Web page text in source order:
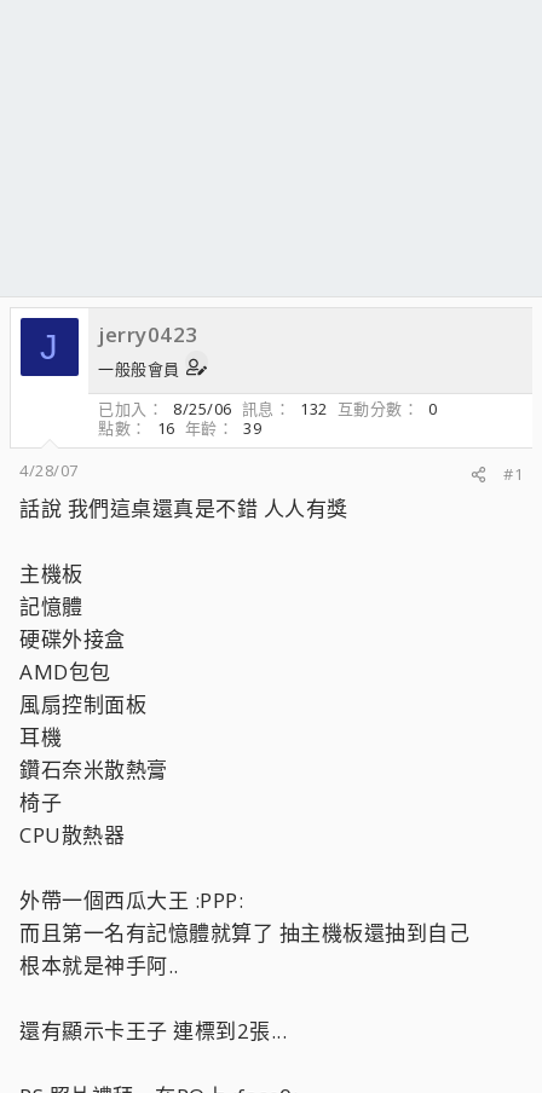
J jerry0423
一般般會員
已加入
8/25/06 訊息 132 互動分數
0
點數
16 年齡
39
4/28/07
#1
話說 我們這桌還真是不錯 人人有獎
主機板
記憶體
硬碟外接盒
AMD包包
風扇控制面板
耳機
鑽石奈米散熱膏
椅子
CPU散熱器
外帶一個西瓜大王 :PPP:
而且第一名有記憶體就算了 抽主機板還抽到自己
根本就是神手阿..
還有顯示卡王子 連標到2張...